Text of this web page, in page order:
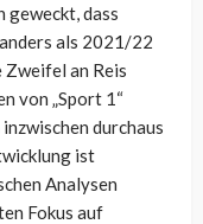
geweckt, dass
als 2021/22
Zweifel an Reis
von „Sport 1“
durchaus
ist
Analysen
Fokus auf